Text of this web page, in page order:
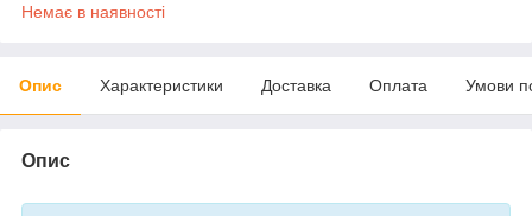
Немає в наявності
Опис Характеристики Доставка Оплата Умови
Опис